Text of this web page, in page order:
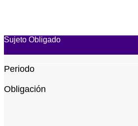
Sujeto Obligado
Periodo
Obligación